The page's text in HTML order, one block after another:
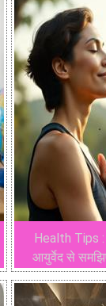
Health Tips :
आयुर्वेद से